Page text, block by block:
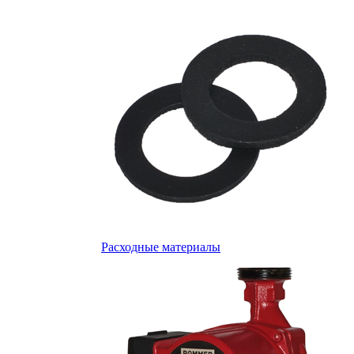
Расходные материалы